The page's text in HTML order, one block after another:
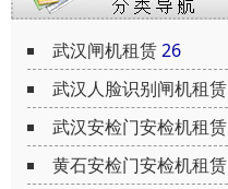
武汉闸机租赁26
武汉人脸识别闸机租赁
武汉安检门安检机租赁
黄石安检门安检机租赁